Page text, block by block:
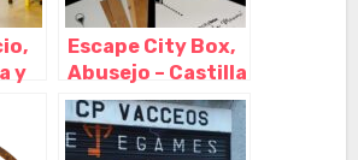
y
Escape City Box,
Abusejo – Castilla
y León